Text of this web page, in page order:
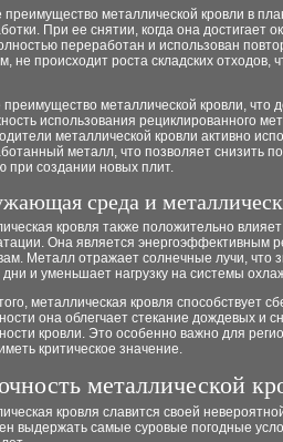
преимущество металлической кровли в
При ее снятии, когда она достигает
переработан и использован
не происходит роста складских отходов,
преимущество металлической кровли, что
использования рециклированного
металлической кровли активно
металл, что позволяет снизить
при создании новых плит.
среда и
кровля также положительно
Она является
Металл отражает солнечные лучи, что
дни и уменьшает нагрузку на системы
металлическая кровля способствует
она облегчает стекание дождевых и
кровли. Это особенно важно для
критическое значение.
металлической
кровля славится своей
выдержать самые суровые погодные